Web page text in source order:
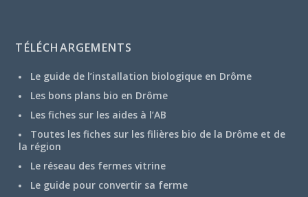
TÉLÉCHARGEMENTS
Le guide de l’installation biologique en Drôme
Les bons plans bio en Drôme
Les fiches sur les aides à l’AB
Toutes les fiches sur les filières bio de la Drôme et de
la région
Le réseau des fermes vitrine
Le guide pour convertir sa ferme